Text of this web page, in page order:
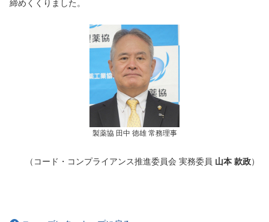
締めくくりました。
製薬協 田中 徳雄 常務理事
（コード・コンプライアンス推進委員会 実務委員 山本 款政）